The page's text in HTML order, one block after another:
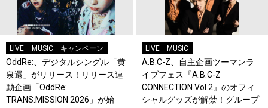
LIVE MUSIC キャンペーン
OddRe:、デジタルシングル「黄
泉還」がリリース！リリース連
動企画「OddRe:
TRANS:MISSION 2026」が始
LIVE MUSIC
A.B.C-Z、自主企画ツーマンラ
イブフェス『A.B.C-Z
CONNECTION Vol.2』のオフィ
シャルグッズが解禁！グループ